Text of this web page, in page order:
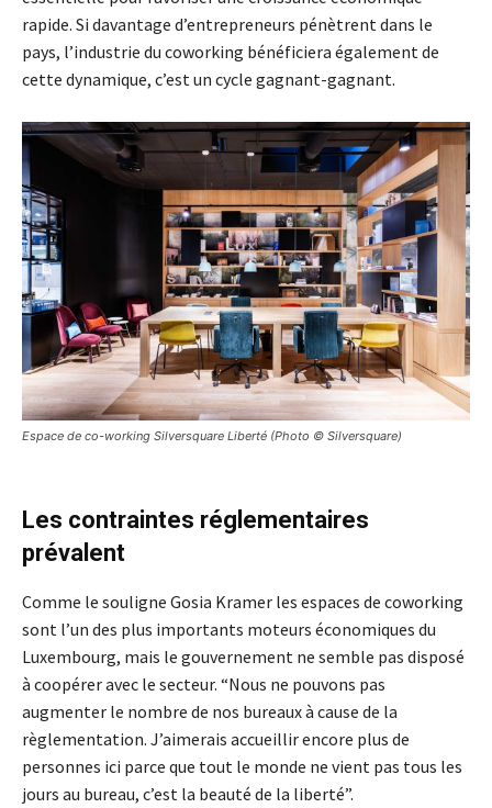
rapide. Si davantage d’entrepreneurs pénètrent dans le
pays, l’industrie du coworking bénéficiera également de
cette dynamique, c’est un cycle gagnant-gagnant.
Espace de co-working Silversquare Liberté (Photo © Silversquare)
Les contraintes réglementaires
prévalent
Comme le souligne Gosia Kramer les espaces de coworking
sont l’un des plus importants moteurs économiques du
Luxembourg, mais le gouvernement ne semble pas disposé
à coopérer avec le secteur. “Nous ne pouvons pas
augmenter le nombre de nos bureaux à cause de la
règlementation. J’aimerais accueillir encore plus de
personnes ici parce que tout le monde ne vient pas tous les
jours au bureau, c’est la beauté de la liberté”.